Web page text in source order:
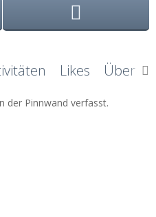
Likes Über
der Pinnwand verfasst.